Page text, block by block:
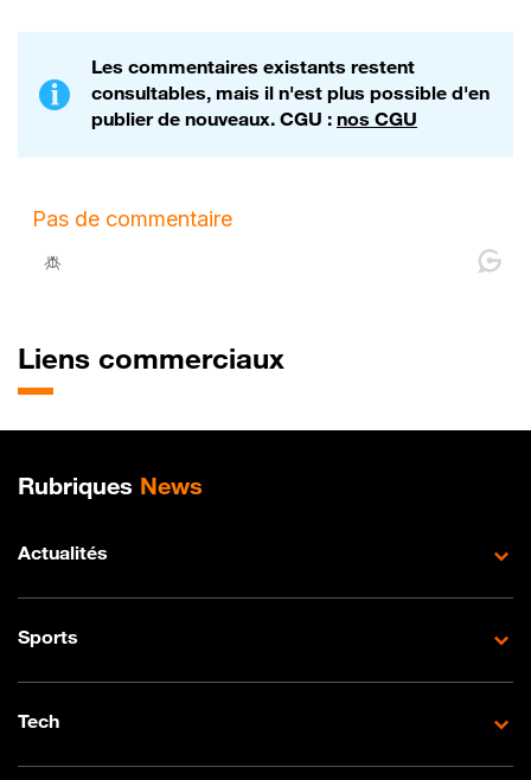
Les commentaires existants restent
consultables, mais il n'est plus possible d'en
publier de nouveaux. CGU : nos CGU
Liens commerciaux
Plan de site
Rubriques News
Actualités
Sports
Tech